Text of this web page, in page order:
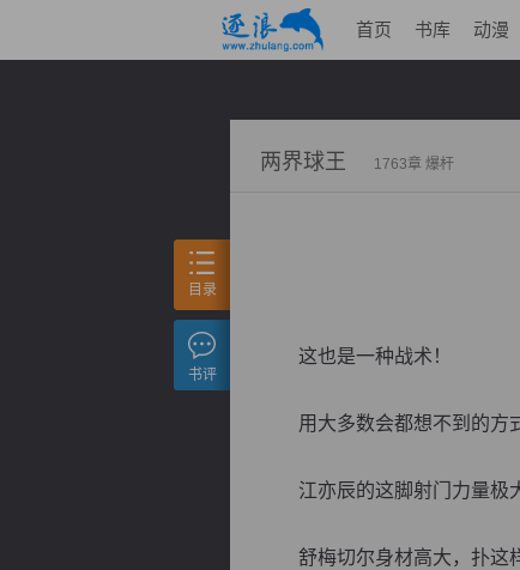
首页 书库 动漫
两界球王 1763章 爆杆
这也是一种战术！
用大多数会都想不到的方
江亦辰的这脚射门力量极大
舒梅切尔身材高大，扑这样
目录
书评